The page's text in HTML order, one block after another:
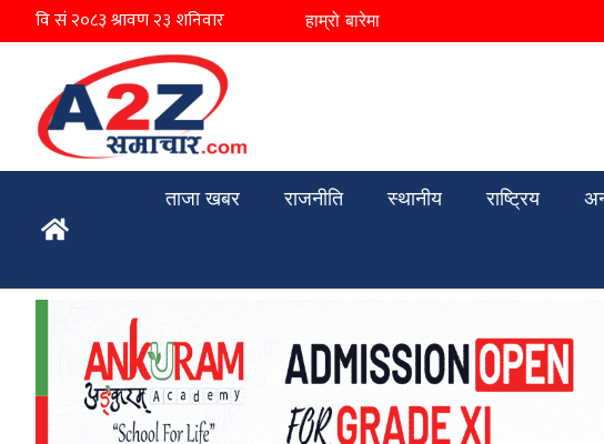
हाम्रो बारेमा
ताजा खबर राजनीति स्थानीय राष्ट्रिय